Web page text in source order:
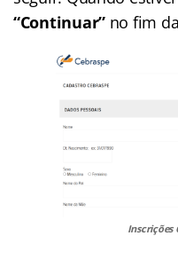
“Continuar” no fim
Inscrições